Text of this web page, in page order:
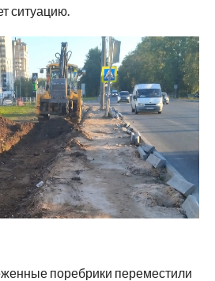
ситуацию.
поребрики переместили